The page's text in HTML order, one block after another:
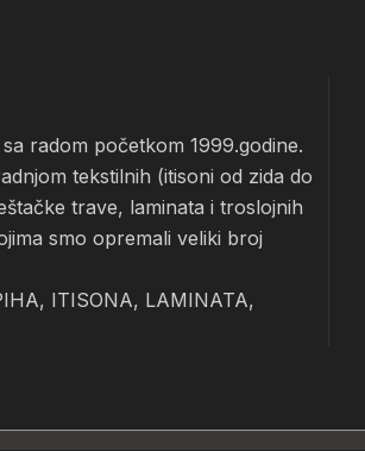
radom početkom 1999.godine.
tekstilnih (itisoni od zida do
trave, laminata i troslojnih
smo opremali veliki broj
ITISONA, LAMINATA,